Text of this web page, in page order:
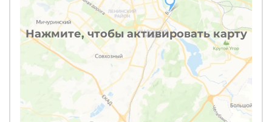
Нажмите, чтобы активировать карту